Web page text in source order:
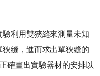
利用雙狹縫來測量未知
縫，進而求出單狹縫的
確畫出實驗器材的安排以